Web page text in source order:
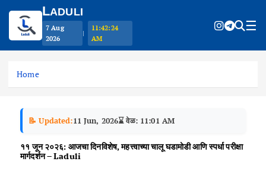
Home
📝 Updated:11 Jun, 2026⌛ वेळ: 11:01 AM
११ जून २०२६: आजचा दिनविशेष, महत्त्वाच्या चालू घडामोडी आणि स्पर्धा परीक्षा
मार्गदर्शन – Laduli
LADULI
7 Aug
2026
|
11:42:25
AM
☰